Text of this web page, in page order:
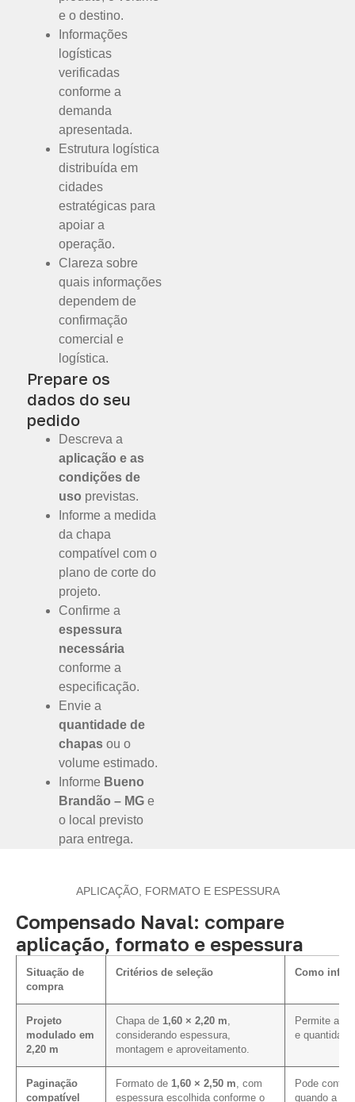
e o destino.
Informações
logísticas
verificadas
conforme a
demanda
apresentada.
Estrutura logística
distribuída em
cidades
estratégicas para
apoiar a
operação.
Clareza sobre
quais informações
dependem de
confirmação
comercial e
logística.
Prepare os
dados do seu
pedido
Descreva a
aplicação e as
condições de
uso previstas.
Informe a medida
da chapa
compatível com o
plano de corte do
projeto.
Confirme a
espessura
necessária
conforme a
especificação.
Envie a
quantidade de
chapas ou o
volume estimado.
Informe Bueno
Brandão – MG e
o local previsto
para entrega.
APLICAÇÃO, FORMATO E ESPESSURA
Compensado Naval: compare
aplicação, formato e espessura
Situação de
compra
Critérios de seleção Como
Projeto
modulado em
2,20 m
Chapa de 1,60 × 2,20 m
considerando espessura,
montagem e aproveitamento.
Permite
e
Paginação
compatível
Formato de 1,60 × 2,50 m , com
espessura escolhida conforme o
Pode
quando a